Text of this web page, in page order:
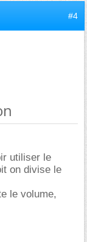
#4
utiliser le
on divise le
le volume,